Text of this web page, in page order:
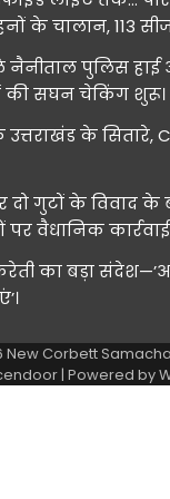
के चालान, 113
पुलिस हाई
की सघन चेकिंग शुरू।
के सितारे,
दो गुटों के विवाद
वैधानिक
का बड़ा
New Corbett
| Powered by